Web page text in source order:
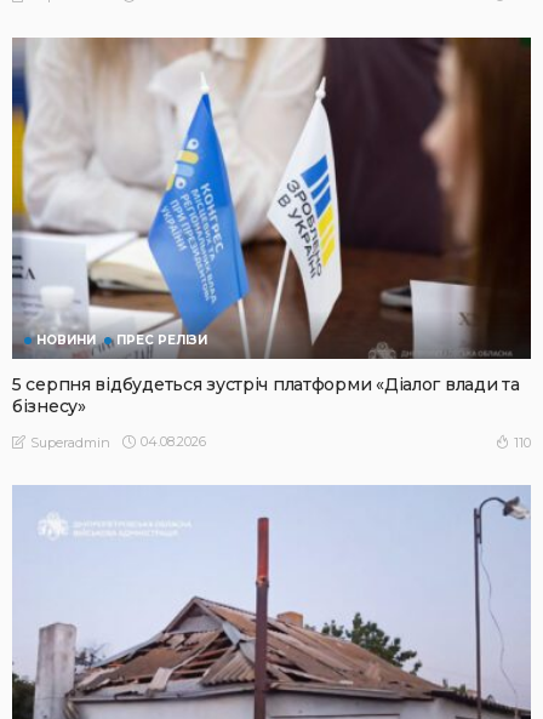
НОВИНИ ПРЕС РЕЛІЗИ
5 серпня відбудеться зустріч платформи «Діалог влади та
бізнесу»
Superadmin 04.08.2026 110